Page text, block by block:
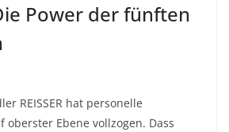
Power der fünften
REISSER hat personelle
oberster Ebene vollzogen. Dass